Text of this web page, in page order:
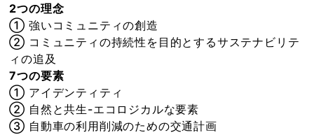
2つの理念
① 強いコミュニティの創造
② コミュニティの持続性を目的とするサステナビリテ
ィの追及
7つの要素
① アイデンティティ
② 自然と共生-エコロジカルな要素
③ 自動車の利用削減のための交通計画